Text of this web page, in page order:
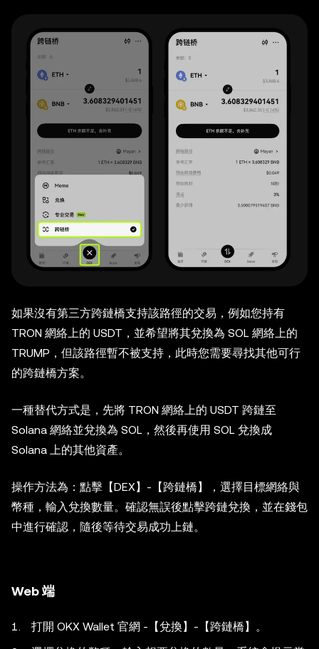
如果沒有第三方跨鏈橋支持該路徑的交易，例如您持有
TRON 網絡上的 USDT，並希望將其兌換為 SOL 網絡上的
TRUMP，但該路徑暫不被支持，此時您需要尋找其他可行
的跨鏈橋方案。
一種替代方式是，先將 TRON 網絡上的 USDT 跨鏈至
Solana 網絡並兌換為 SOL，然後再使用 SOL 兌換成
Solana 上的其他資產。
操作方法為：點擊【DEX】-【跨鏈橋】，選擇目標網絡與
幣種，輸入兌換數量。確認無誤後點擊跨鏈兌換，並在錢包
中進行確認，隨後等待交易成功上鏈。
Web 端
打開 OKX Wallet 官網 -【兌換】-【跨鏈橋】。